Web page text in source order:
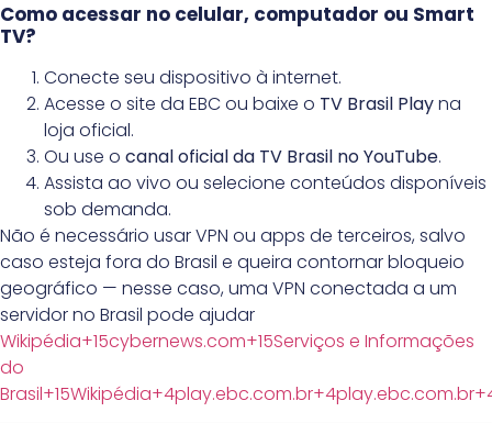
Como acessar no celular, computador ou Smart
TV?
Conecte seu dispositivo à internet.
Acesse o site da EBC ou baixe o TV Brasil Playna
loja oficial.
Ou use o canal oficial da TV Brasil no YouTube.
Assista ao vivo ou selecione conteúdos disponíveis
sob demanda.
Não é necessário usar VPN ou apps de terceiros, salvo
caso esteja fora do Brasil e queira contornar bloqueio
geográfico — nesse caso, uma VPN conectada a um
servidor no Brasil pode ajudar
Wikipédia+15cybernews.com+15Serviços e Informações
do
Brasil+15